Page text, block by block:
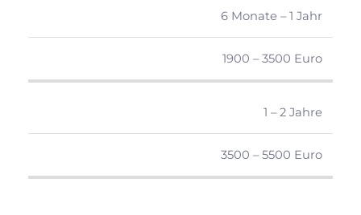
6 Monate – 1 Jahr
1900 – 3500 Euro
1 – 2 Jahre
3500 – 5500 Euro